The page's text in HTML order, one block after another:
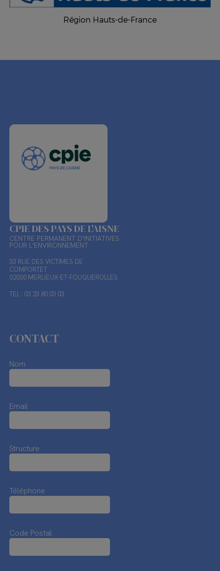
Région Hauts-de-France
CPIE DES PAYS DE L'AISNE
CENTRE PERMANENT D'INITIATIVES
POUR L'ENVIRONNEMENT
33 RUE DES VICTIMES DE
COMPORTET
02000 MERLIEUX-ET-FOUQUEROLLES
TEL : 03 23 80 03 03
CONTACT
Nom
Email
Structure
Téléphone
Code Postal